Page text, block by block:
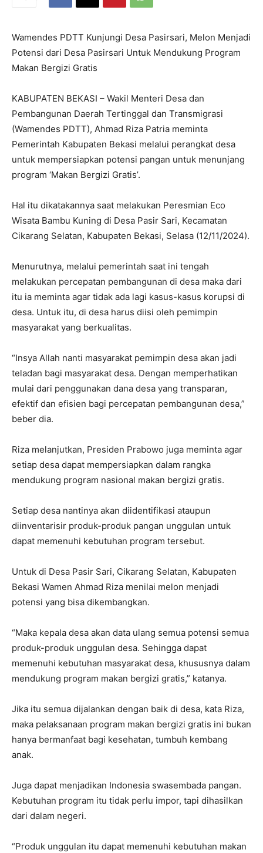
Wamendes PDTT Kunjungi Desa Pasirsari, Melon Menjadi
Potensi dari Desa Pasirsari Untuk Mendukung Program
Makan Bergizi Gratis
KABUPATEN BEKASI – Wakil Menteri Desa dan
Pembangunan Daerah Tertinggal dan Transmigrasi
(Wamendes PDTT), Ahmad Riza Patria meminta
Pemerintah Kabupaten Bekasi melalui perangkat desa
untuk mempersiapkan potensi pangan untuk menunjang
program ‘Makan Bergizi Gratis’.
Hal itu dikatakannya saat melakukan Peresmian Eco
Wisata Bambu Kuning di Desa Pasir Sari, Kecamatan
Cikarang Selatan, Kabupaten Bekasi, Selasa (12/11/2024).
Menurutnya, melalui pemerintah saat ini tengah
melakukan percepatan pembangunan di desa maka dari
itu ia meminta agar tidak ada lagi kasus-kasus korupsi di
desa. Untuk itu, di desa harus diisi oleh pemimpin
masyarakat yang berkualitas.
“Insya Allah nanti masyarakat pemimpin desa akan jadi
teladan bagi masyarakat desa. Dengan memperhatikan
mulai dari penggunakan dana desa yang transparan,
efektif dan efisien bagi percepatan pembangunan desa,”
beber dia.
Riza melanjutkan, Presiden Prabowo juga meminta agar
setiap desa dapat mempersiapkan dalam rangka
mendukung program nasional makan bergizi gratis.
Setiap desa nantinya akan diidentifikasi ataupun
diinventarisir produk-produk pangan unggulan untuk
dapat memenuhi kebutuhan program tersebut.
Untuk di Desa Pasir Sari, Cikarang Selatan, Kabupaten
Bekasi Wamen Ahmad Riza menilai melon menjadi
potensi yang bisa dikembangkan.
“Maka kepala desa akan data ulang semua potensi semua
produk-produk unggulan desa. Sehingga dapat
memenuhi kebutuhan masyarakat desa, khususnya dalam
mendukung program makan bergizi gratis,” katanya.
Jika itu semua dijalankan dengan baik di desa, kata Riza,
maka pelaksanaan program makan bergizi gratis ini bukan
hanya bermanfaat bagi kesehatan, tumbuh kembang
anak.
Juga dapat menjadikan Indonesia swasembada pangan.
Kebutuhan program itu tidak perlu impor, tapi dihasilkan
dari dalam negeri.
“Produk unggulan itu dapat memenuhi kebutuhan makan